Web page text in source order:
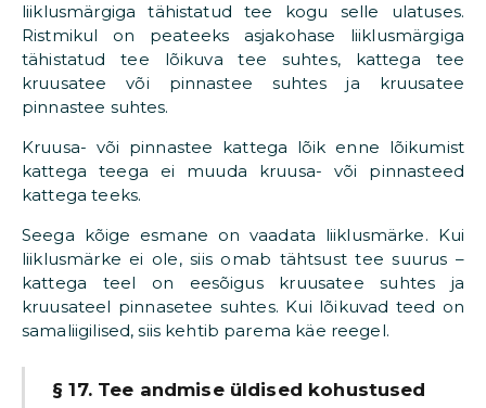
liiklusmärgiga tähistatud tee kogu selle ulatuses.
Ristmikul on peateeks asjakohase liiklusmärgiga
tähistatud tee lõikuva tee suhtes, kattega tee
kruusatee või pinnastee suhtes ja kruusatee
pinnastee suhtes.
Kruusa- või pinnastee kattega lõik enne lõikumist
kattega teega ei muuda kruusa- või pinnasteed
kattega teeks.
Seega kõige esmane on vaadata liiklusmärke. Kui
liiklusmärke ei ole, siis omab tähtsust tee suurus –
kattega teel on eesõigus kruusatee suhtes ja
kruusateel pinnasetee suhtes. Kui lõikuvad teed on
samaliigilised, siis kehtib parema käe reegel.
§ 17. Tee andmise üldised kohustused